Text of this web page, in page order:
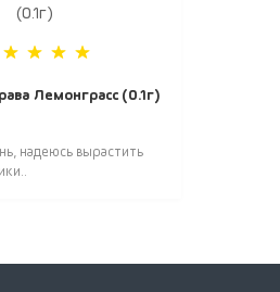
Лемонграсс (0.1г)
надеюсь вырастить